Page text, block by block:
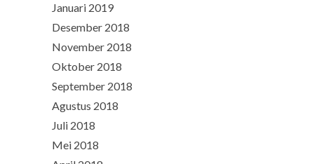
Januari 2019
Desember 2018
November 2018
Oktober 2018
September 2018
Agustus 2018
Juli 2018
Mei 2018